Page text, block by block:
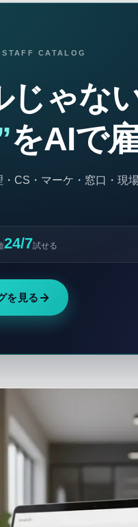
CATALOG
ゃない
をAIで雇
CS・マーケ・窓口・現
24/7試せる
を見る